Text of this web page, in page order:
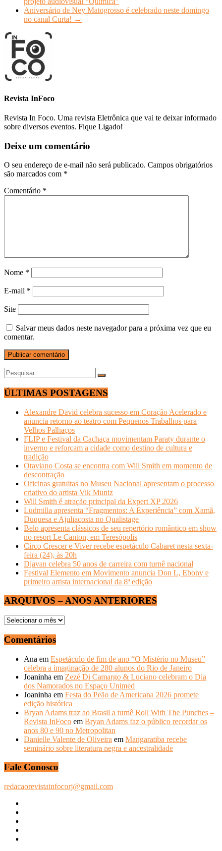
Aniversário de Ney Matogrosso é celebrado neste domingo
no canal Curta! →
Revista InFoco
Revista In Foco. Uma revista Eletrônica que vai te deixar informado
sobre diversos eventos. Fique Ligado!
Deixe um comentário
O seu endereço de e-mail não será publicado. Campos obrigatórios
são marcados com *
Comentário *
Nome *
E-mail *
Site
Salvar meus dados neste navegador para a próxima vez que eu
comentar.
ÚLTIMAS POSTAGENS
Alexandre David celebra sucesso em Coração Acelerado e
anuncia retorno ao teatro com Pequenos Trabalhos para
Velhos Palhaços
FLIP e Festival da Cachaça movimentam Paraty durante o
inverno e reforçam a cidade como destino de cultura e
tradição
Otaviano Costa se encontra com Will Smith em momento de
descontração
Oficinas gratuitas no Museu Nacional apresentam o processo
criativo do artista Vik Muniz
Will Smith é atração principal da Expert XP 2026
Ludmilla apresenta “Fragmentos: A Experiência” com Xamã,
Duquesa e Ajuliacosta no Qualistage
Belo apresenta clássicos de seu repertório romântico em show
no resort Le Canton, em Teresópolis
Circo Crescer e Viver recebe espetáculo Cabaret nesta sexta-
feira (24), às 20h
Djavan celebra 50 anos de carreira com turnê nacional
Festival Elemento em Movimento anuncia Don L, Ebony e
primeiro artista internacional da 8ª edição
ARQUIVOS – ANOS ANTERIORES
ARQUIVOS
ANOS
ANTERIORES
Comentários
Ana em Espetáculo de fim de ano “O Mistério no Museu”
celebra a imaginação de 280 alunos do Rio de Janeiro
Joaninha em Zezé Di Camargo & Luciano celebram o Dia
dos Namorados no Espaço Unimed
Joaninha em Festa do Peão de Americana 2026 promete
edição histórica
Bryan Adams traz ao Brasil a turnê Roll With The Punches –
Revista InFoco em Bryan Adams faz o público recordar os
anos 80 e 90 no Metropolitan
Danielle Valente de Oliveira em Mangaratiba recebe
seminário sobre literatura negra e ancestralidade
Fale Conosco
redacaorevistainfocorj@gmail.com